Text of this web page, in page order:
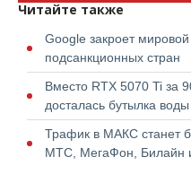
Читайте также
Google закроет
подсанкционных стран
Вместо RTX 5070 Ti за
досталась бутылка воды
Трафик в МАКС станет
МТС, МегаФон, Билайн